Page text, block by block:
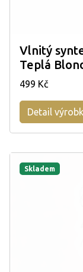
Vlnitý
Teplá
499 Kč
Detail
Skladem